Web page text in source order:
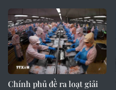
Chính phủ đề ra loạt giải